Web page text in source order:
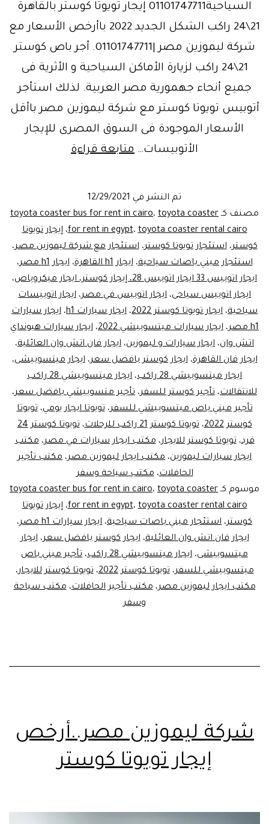
السياحية01101747711 إيجار تويوتا كوستر بالقاهرة
21\24 راكب الشكل الجديد 2022 باأرخص الأسعار مع
شركة ليموزين مصر |01101747711. أجر باص كوستر
21\24 راكب لزيارة الأماكن السياحية و الأثرية فى
جميع أنحاء جهمورية مصر العربية. لذلك استأجر
أتوبيس تويوتا كوستر مع شركة ليموزين مصر باأقل
الأسعار الموجودة فى السوق المصرى للإيجار
الأتوبيسات… متابعة قراءة
كوستر21\24
راكب
لسانت
كاترين
تم النشر في 12/29/2021
مصنف كـ
toyota coaster bus for rent in cairo، toyota coaster
for rent in egypt،toyota coaster rental cairo ،إيجار تويوتا
كوستر،استئجار تويوتا كوستر،استئجار مع شركة ليموزين مصر،
استئجار ميني باصات سياحية،ايجار h1 القاهرة ،ايجار h1 مصر
،
ايجار اتوبيس 33 ايجار اتوبيس 28، إيجار كوستر، ايجار ميكروباص
،
ايجار اتوبيس سياحى، ايجار اتوبيس في مصر، ايجار اتوبيسات
سياحية، ايجار تويوتا كوستر 2022 ، ايجار سيارات h1 ، ايجار سيارات
h1 مصر
، ايجار سيارات ميتسوبيشي 2022 ، ايجار سيارات هيونداي
اتش وان، ايجار سيارات و ليموزين، ايجار فان اتش وان العائلية،
ايجار فان القاهرة،ايجار كوستر بافضل سعر،ايجار ميتسوبيشى،
ايجار ميتسوبيشي 28 راكب
،
ايجار ميتسوبيشي 28 راكب
للانتقالات، تأجير كوستر للسفر، تأجير متسوبيشي بافضل سعر،
تأجير ميني باص ميتسوبيشي للسفر،تويوتا ايجار يومي،تويوتا
كوستر 2022
،تويوتا كوستر 21 راكب للرحلات ،
تويوتا كوستر 24
فرد،تويوتا كوستر للايجار،مكتب ايجار سيارات في مصر،مكتب
ايجار سيارات ليموزين، مكتب ايجار ليموزين مصر، مكتب تأجير
الحافلات،مكتب سياحة وسفر
موسوم كـ
toyota coaster bus for rent in cairo، toyota coaster
for rent in egypt،toyota coaster rental cairo ،إيجار تويوتا
كوستر، استئجار ميني باصات سياحية، ايجار سيارات h1 مصر
،
ايجار فان اتش وان العائلية،ايجار كوستر بافضل سعر،ايجار
ميتسوبيشى، ايجار ميتسوبيشي 28 راكب ، تأجير ميني باص
ميتسوبيشي للسفر،تويوتا كوستر 2022 ،تويوتا كوستر للايجار،
مكتب ايجار ليموزين مصر،مكتب تأجير الحافلات،مكتب سياحة
وسفر
شركة ليموزين مصر..أرخص
إيجار تويوتا كوستر